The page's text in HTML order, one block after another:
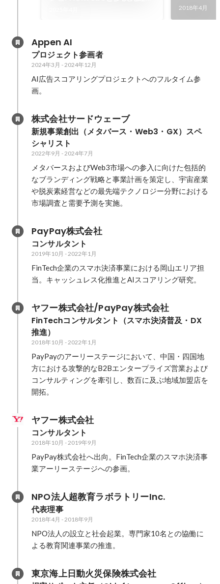
2018年4月
Appen AI
プロジェクト参画者
2024年3月 - 2024年12月
AI広告スコアリングプロジェクトへのフルタイム参
画。
株式会社サードウェーブ
新規事業創出（メタバース・Web3・GX）スペ
シャリスト
2022年9月 - 2024年7月
メタバースおよびWeb3市場への参入に向けた包括的
なブランディング戦略と事業計画を策定し、宇宙産業
や脱炭素経営などの最先端テクノロジー分野における
市場調査と需要予測を実施。
PayPay株式会社
コンサルタント
2019年10月 - 2022年1月
FinTech企業のスマホ決済事業における岡山エリア担
当。キャッシュレス化推進とAIスコアリング研究。
ヤフー株式会社/PayPay株式会社
FinTechコンサルタント（スマホ決済普及・DX
推進）
2018年10月 - 2022年1月
PayPayのアーリーステージにおいて、中国・四国地
方における攻撃的なB2Bエンタープライズ営業および
コンサルティングを牽引し、数百に及ぶ地域加盟店を
開拓。
ヤフー株式会社
コンサルタント
2018年10月 - 2019年9月
PayPay株式会社へ出向。FinTech企業のスマホ決済事
業アーリーステージへの参画。
NPO法人超教育ラボラトリーInc.
代表理事
2018年4月 - 2018年9月
NPO法人の設立と社会起業。専門家10名との協働に
よる教育関連事業の推進。
東京海上日動火災保険株式会社